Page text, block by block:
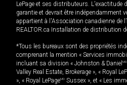
LePage et ses distributeurs. L'exactitude
garantie et devrait être indépendamment
appartient à l'Association canadienne de
REALTOR.ca Installation de distribution
*Tous les bureaux sont des propriétés
comprenant la mention « Services
incluant sa division « Johnston & Daniel MD
Valley Real Estate, Brokerage », « Royal
», « Royal LePageMD Sussex », et « Les